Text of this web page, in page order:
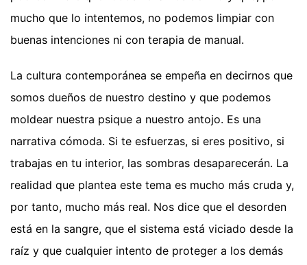
mucho que lo intentemos, no podemos limpiar con
buenas intenciones ni con terapia de manual.
La cultura contemporánea se empeña en decirnos que
somos dueños de nuestro destino y que podemos
moldear nuestra psique a nuestro antojo. Es una
narrativa cómoda. Si te esfuerzas, si eres positivo, si
trabajas en tu interior, las sombras desaparecerán. La
realidad que plantea este tema es mucho más cruda y,
por tanto, mucho más real. Nos dice que el desorden
está en la sangre, que el sistema está viciado desde la
raíz y que cualquier intento de proteger a los demás